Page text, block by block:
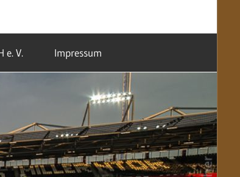
e. V. Impressum